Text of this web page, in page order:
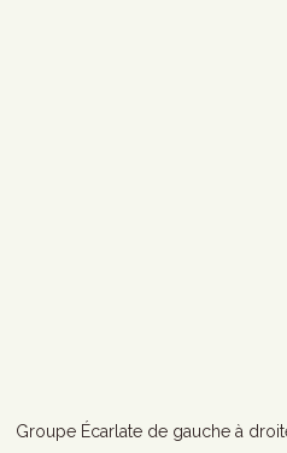
Groupe Écarlate de gauche à